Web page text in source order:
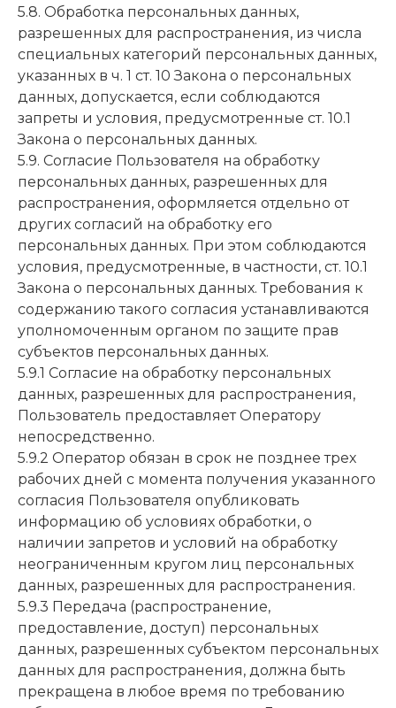
5.8. Обработка персональных данных,
разрешенных для распространения, из числа
специальных категорий персональных данных,
указанных в ч. 1 ст. 10 Закона о персональных
данных, допускается, если соблюдаются
запреты и условия, предусмотренные ст. 10.1
Закона о персональных данных.
5.9. Согласие Пользователя на обработку
персональных данных, разрешенных для
распространения, оформляется отдельно от
других согласий на обработку его
персональных данных. При этом соблюдаются
условия, предусмотренные, в частности, ст. 10.1
Закона о персональных данных. Требования к
содержанию такого согласия устанавливаются
уполномоченным органом по защите прав
субъектов персональных данных.
5.9.1 Согласие на обработку персональных
данных, разрешенных для распространения,
Пользователь предоставляет Оператору
непосредственно.
5.9.2 Оператор обязан в срок не позднее трех
рабочих дней с момента получения указанного
согласия Пользователя опубликовать
информацию об условиях обработки, о
наличии запретов и условий на обработку
неограниченным кругом лиц персональных
данных, разрешенных для распространения.
5.9.3 Передача (распространение,
предоставление, доступ) персональных
данных, разрешенных субъектом персональных
данных для распространения, должна быть
прекращена в любое время по требованию